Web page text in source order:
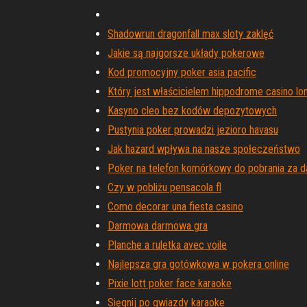
Shadowrun dragonfall max sloty zaklęć
Jakie są najgorsze układy pokerowe
Kod promocyjny poker asia pacific
Który jest właścicielem hippodrome casino
Kasyno cleo bez kodów depozytowych
Pustynia poker prowadzi jezioro havasu
Jak hazard wpływa na nasze społeczeństwo
Poker na telefon komórkowy do pobrania za
Czy w pobliżu pensacola fl
Como decorar una fiesta casino
Darmowa darmowa gra
Planche a ruletka avec voile
Najlepsza gra gotówkowa w pokera online
Pixie lott poker face karaoke
Sięgnij po gwiazdy karaoke